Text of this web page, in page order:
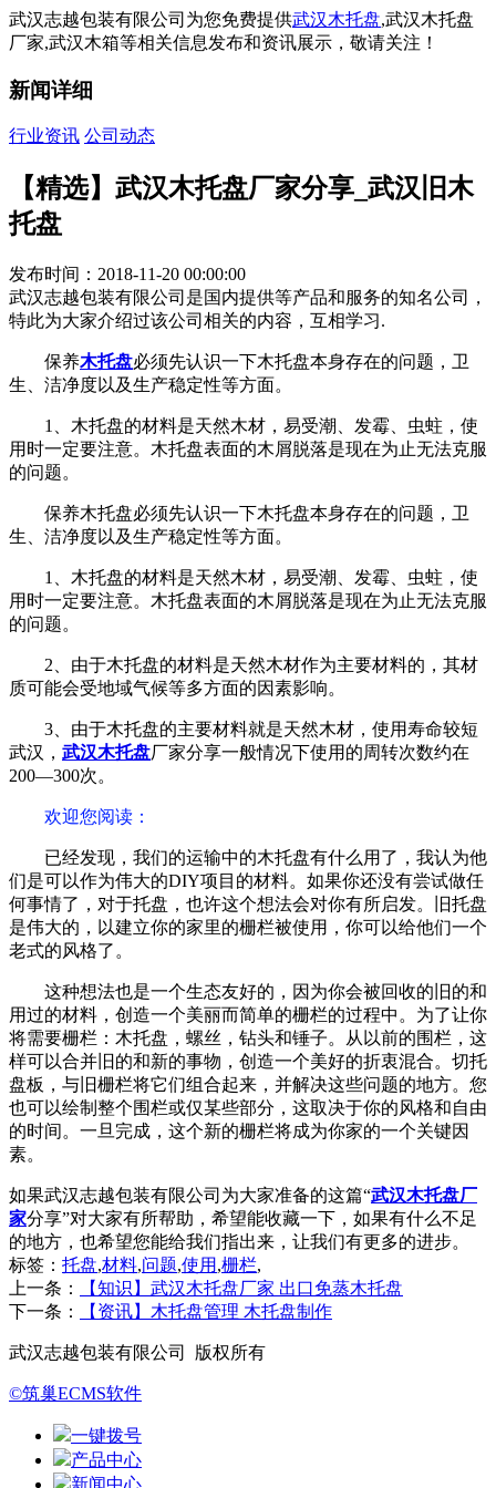
武汉志越包装有限公司为您免费提供武汉木托盘,武汉木托盘
厂家,武汉木箱等相关信息发布和资讯展示，敬请关注！
新闻详细
行业资讯 公司动态
【精选】武汉木托盘厂家分享_武汉旧木
托盘
发布时间：2018-11-20 00:00:00
武汉志越包装有限公司是国内提供等产品和服务的知名公司，
特此为大家介绍过该公司相关的内容，互相学习.
保养木托盘必须先认识一下木托盘本身存在的问题，卫
生、洁净度以及生产稳定性等方面。
1、木托盘的材料是天然木材，易受潮、发霉、虫蛀，使
用时一定要注意。木托盘表面的木屑脱落是现在为止无法克服
的问题。
保养木托盘必须先认识一下木托盘本身存在的问题，卫
生、洁净度以及生产稳定性等方面。
1、木托盘的材料是天然木材，易受潮、发霉、虫蛀，使
用时一定要注意。木托盘表面的木屑脱落是现在为止无法克服
的问题。
2、由于木托盘的材料是天然木材作为主要材料的，其材
质可能会受地域气候等多方面的因素影响。
3、由于木托盘的主要材料就是天然木材，使用寿命较短
武汉， 武汉木托盘厂家分享一般情况下使用的周转次数约在
200—300次。
欢迎您阅读 ：
已经发现，我们的运输中的木托盘有什么用了，我认为他
们是可以作为伟大的DIY项目的材料。如果你还没有尝试做任
何事情了，对于托盘，也许这个想法会对你有所启发。旧托盘
是伟大的，以建立你的家里的栅栏被使用，你可以给他们一个
老式的风格了。
这种想法也是一个生态友好的，因为你会被回收的旧的和
用过的材料，创造一个美丽而简单的栅栏的过程中。为了让你
将需要栅栏：木托盘，螺丝，钻头和锤子。从以前的围栏，这
样可以合并旧的和新的事物，创造一个美好的折衷混合。切托
盘板，与旧栅栏将它们组合起来，并解决这些问题的地方。您
也可以绘制整个围栏或仅某些部分，这取决于你的风格和自由
的时间。一旦完成，这个新的栅栏将成为你家的一个关键因
素。
如果武汉志越包装有限公司为大家准备的这篇“武汉木托盘厂
家分享”对大家有所帮助，希望能收藏一下，如果有什么不足
的地方，也希望您能给我们指出来，让我们有更多的进步。
标签： 托盘,材料,问题,使用 ,栅栏,
上一条：
【知识】武汉木托盘厂家 出口免蒸木托盘
下一条：
【资讯】木托盘管理 木托盘制作
武汉志越包装有限公司 版权所有
©筑巢ECMS软件
一键拨号
产品中心